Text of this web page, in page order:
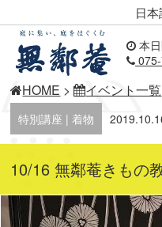
日
本
HOME > イベント一覧
特別講座 | 着物
10/16 無鄰菴きもの